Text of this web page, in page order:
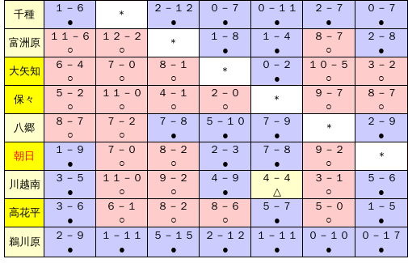
千種
１－６
●
＊
２－１２
●
０－７
●
０－１１
●
２－７
●
０－７
●
富洲原
１１－６
○
１２－２
○
＊
１－８
●
１－４
●
８－７
○
２－８
●
大矢知
６－４
○
７－０
○
８－１
○
＊
０－２
●
１０－５
○
３－２
○
保々
５－２
○
１１－０
○
４－１
○
２－０
○
＊
９－７
○
８－７
○
八郷
８－７
○
７－２
○
７－８
●
５－１０
●
７－９
●
＊
２－９
●
朝日
１－９
●
７－０
○
８－２
○
２－３
●
７－８
●
９－２
○
＊
川越南
３－５
●
１１－０
○
９－２
○
４－９
●
４－４
△
３－１
○
５－６
●
高花平
３－６
●
６－１
○
８－２
○
８－６
○
５－７
●
５－０
○
１－５
●
鵜川原
２－９
●
１－１１
●
５－１５
●
２－１２
●
１－１１
●
０－１０
●
０－１７
●